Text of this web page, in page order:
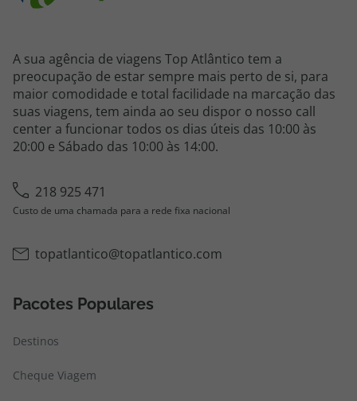
A sua agência de viagens Top Atlântico tem a
preocupação de estar sempre mais perto de si, para
maior comodidade e total facilidade na marcação das
suas viagens, tem ainda ao seu dispor o nosso call
center a funcionar todos os dias úteis das 10:00 às
20:00 e Sábado das 10:00 às 14:00.
218 925 471
Custo de uma chamada para a rede fixa nacional
topatlantico@topatlantico.com
Pacotes Populares
Destinos
Cheque Viagem